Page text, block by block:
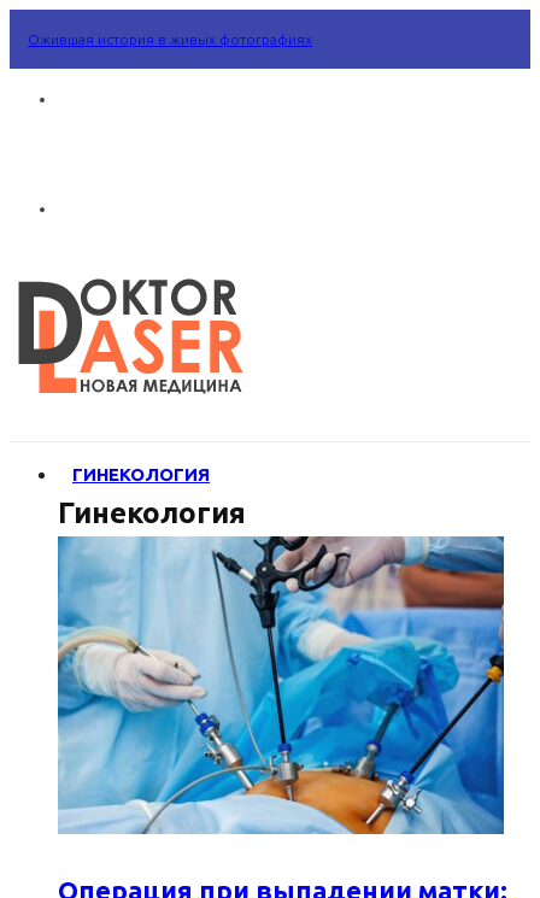
Ожившая история в живых фотографиях
ГИНЕКОЛОГИЯ
Гинекология
Операция при выпадении матки: